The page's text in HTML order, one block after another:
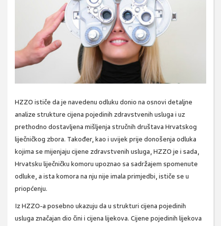
HZZO ističe da je navedenu odluku donio na osnovi detaljne
analize strukture cijena pojedinih zdravstvenih usluga i uz
prethodno dostavljena mišljenja stručnih društava Hrvatskog
liječničkog zbora. Također, kao i uvijek prije donošenja odluka
kojima se mijenjaju cijene zdravstvenih usluga, HZZO je i sada,
Hrvatsku liječničku komoru upoznao sa sadržajem spomenute
odluke, a ista komora na nju nije imala primjedbi, ističe se u
priopćenju.
Iz HZZO-a posebno ukazuju da u strukturi cijena pojedinih
usluga značajan dio čini i cijena lijekova. Cijene pojedinih lijekova